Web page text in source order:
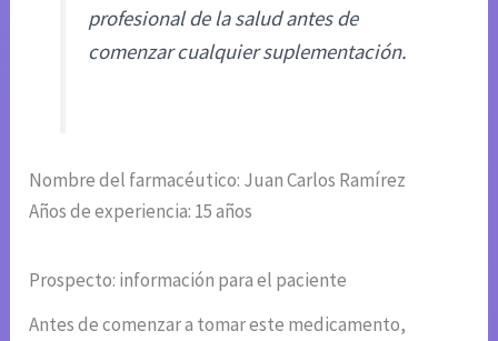
profesional de la salud antes de
comenzar cualquier suplementación.
Nombre del farmacéutico: Juan Carlos Ramírez
Años de experiencia: 15 años
Prospecto: información para el paciente
Antes de comenzar a tomar este medicamento,